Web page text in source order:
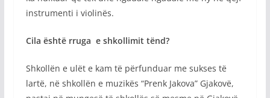
instrumenti i violinës.
Cila është rruga e shkollimit tënd?
Shkollën e ulët e kam të përfunduar me sukses të
lartë, në shkollën e muzikës “Prenk Jakova” Gjakovë,